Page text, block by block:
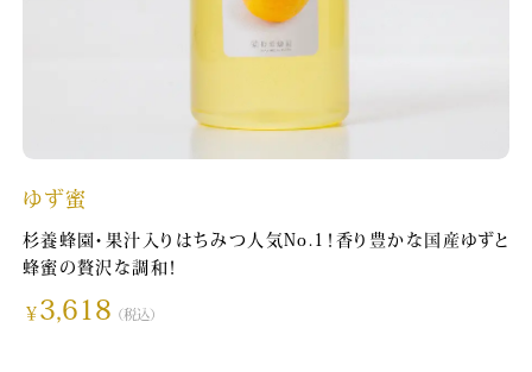
ゆず蜜
杉養蜂園・果汁入りはちみつ人気No.1！香り豊かな国産ゆずと
蜂蜜の贅沢な調和！
￥ 3,618 （税込）